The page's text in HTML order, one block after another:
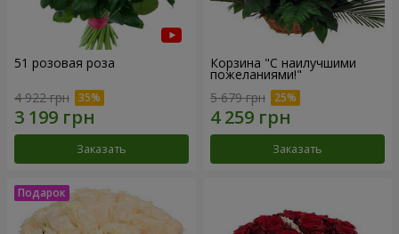
51 розовая роза
4 922 грн
Заказать
Корзина "С наилучшими
пожеланиями!"
5 679 грн
Заказать